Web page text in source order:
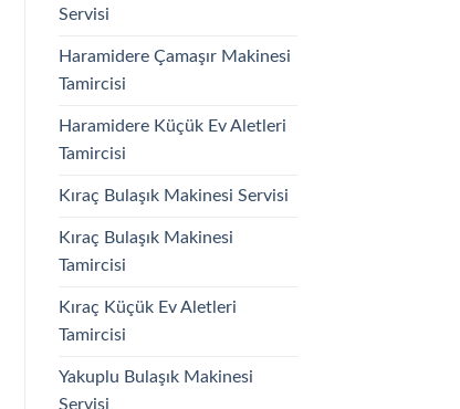
Servisi
Haramidere Çamaşır Makinesi
Tamircisi
Haramidere Küçük Ev Aletleri
Tamircisi
Kıraç Bulaşık Makinesi Servisi
Kıraç Bulaşık Makinesi
Tamircisi
Kıraç Küçük Ev Aletleri
Tamircisi
Yakuplu Bulaşık Makinesi
Servisi